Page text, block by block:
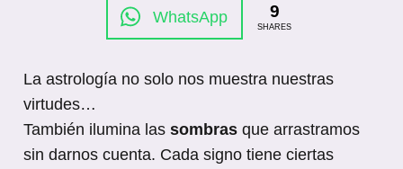
WhatsApp 9
SHARES
La astrología no solo nos muestra nuestras
virtudes…
También ilumina las sombras que arrastramos
sin darnos cuenta. Cada signo tiene ciertas